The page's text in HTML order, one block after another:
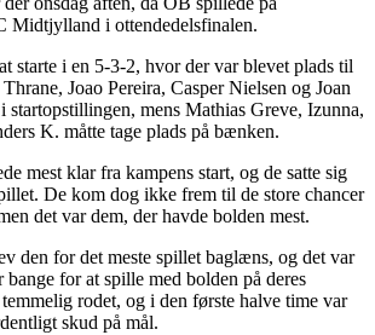
Midtjylland i ottendedelsfinalen.
starte i en 5-3-2, hvor der var blevet plads til
Joao Pereira, Casper Nielsen og Joan
startopstillingen, mens Mathias Greve, Izunna,
K. måtte tage plads på bænken.
mest klar fra kampens start, og de satte sig
De kom dog ikke frem til de store chancer
det var dem, der havde bolden mest.
den for det meste spillet baglæns, og det var
for at spille med bolden på deres
rodet, og i den første halve time var
skud på mål.